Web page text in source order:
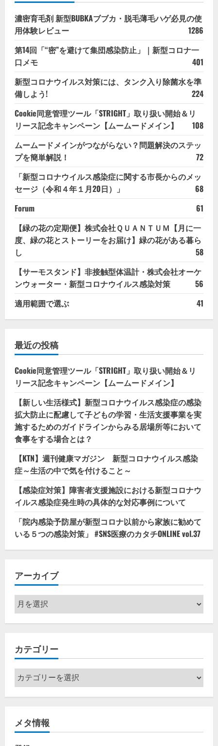
濃密育毛剤 新型BUBKAブブカ・脱毛薄毛ハゲ必見の使
用体験レビュー
1286
第14回「“密”を避けて集団感染防止」｜新型コロナ一
口メモ
401
新型コロナウイルス対策には、タンク入り除菌水を準
備しよう!
224
Cookie同意管理ツール「STRIGHT」取り扱い開始＆リ
リース記念キャンペーン【ムームードメイン】
108
ムームードメインがつながらない？問題解決のステッ
プを簡単解説！
72
「新型コロナウイルス感染症に関する市長からのメッ
セージ（令和４年１月20日）」
68
Forum
61
【緑の花の定期便】株式会社ＱＵＡＮＴＵＭ【月に一
度、緑の花とストーリーをお届け】緑の花がある暮ら
し
58
【サーモスタンド】非接触型体温計・株式会社オーケ
ンウォーター・新型コロナウイルス感染対策
56
適用範囲で選ぶ
41
最近の投稿
Cookie同意管理ツール「STRIGHT」取り扱い開始＆リ
リース記念キャンペーン【ムームードメイン】
【新しい生活様式】新型コロナウイルス感染症の感染
拡大防止に配慮して子どもの学習・生活支援事業を実
施するためのガイドラインからみる居場所等において
食事をする場合とは？
【KTN】週刊健康マガジン 新型コロナウイルス感染
症～生活の中で気を付けること～
【感染症対策】障害者支援施設における新型コロナウ
イルス感染症発生時の具体的な対応事例について
「院内感染予防屋が新型コロナ以前から家族に勧めて
いる５つの感染対策」 #SNS医療のカタチONLINE vol.37
アーカイブ
ア
ー
カ
ブ
カテゴリー
カ
テ
ゴ
ー
メタ情報